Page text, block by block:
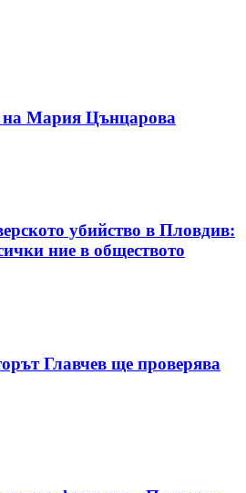
на Мария Цънцарова
убийство в Пловдив:
ние в обществото
Главчев ще проверява